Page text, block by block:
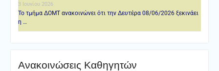
3 Ιουνίου 2026
Το τμήμα ΔΟΜΤ ανακοινώνει ότι την Δευτέρα 08/06/2026 ξεκινάει
η …
Ανακοινώσεις Καθηγητών